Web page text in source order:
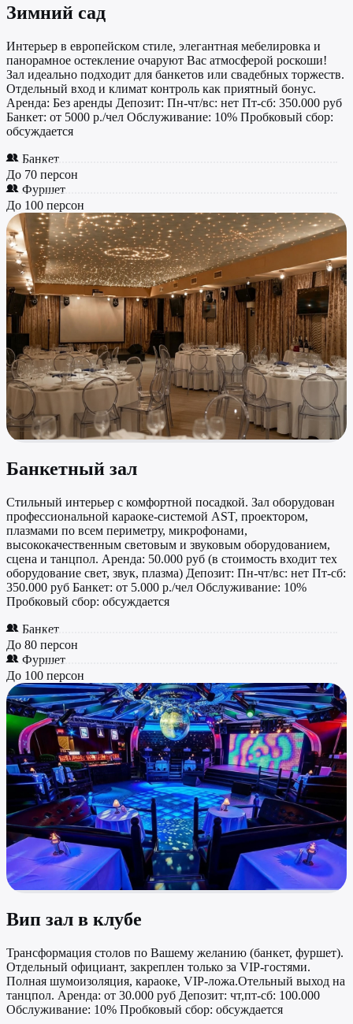
Зимний сад
Интерьер в европейском стиле, элегантная мебелировка и
панорамное остекление очаруют Вас атмосферой роскоши!
Зал идеально подходит для банкетов или свадебных торжеств.
Отдельный вход и климат контроль как приятный бонус.
Аренда: Без аренды Депозит: Пн-чт/вс: нет Пт-сб: 350.000 руб
Банкет: от 5000 р./чел Обслуживание: 10% Пробковый сбор:
обсуждается
Банкет
До 70 персон
Фуршет
До 100 персон
Банкетный зал
Стильный интерьер с комфортной посадкой. Зал оборудован
профессиональной караоке-системой AST, проектором,
плазмами по всем периметру, микрофонами,
высококачественным световым и звуковым оборудованием,
сцена и танцпол. Аренда: 50.000 руб (в стоимость входит тех
оборудование свет, звук, плазма) Депозит: Пн-чт/вс: нет Пт-сб:
350.000 руб Банкет: от 5.000 р./чел Обслуживание: 10%
Пробковый сбор: обсуждается
Банкет
До 80 персон
Фуршет
До 100 персон
Вип зал в клубе
Трансформация столов по Вашему желанию (банкет, фуршет).
Отдельный официант, закреплен только за VIP-гостями.
Полная шумоизоляция, караоке, VIP-ложа.Отельный выход на
танцпол. Аренда: от 30.000 руб Депозит: чт,пт-сб: 100.000
Обслуживание: 10% Пробковый сбор: обсуждается